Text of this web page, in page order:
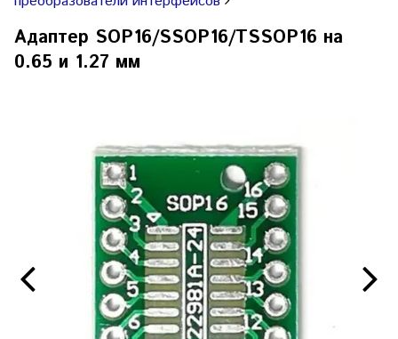
Адаптер SOP16/SSOP16/TSSOP16 на
0.65 и 1.27 мм